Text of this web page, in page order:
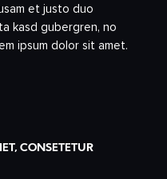
et justo duo
kasd gubergren, no
ipsum dolor sit amet.
CONSETETUR